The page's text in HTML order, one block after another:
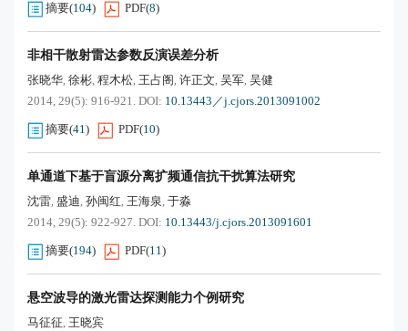
摘要(104) PDF(8)
非相干散射雷达参数反演误差分析
张晓华, 徐彬, 程木松, 王占阁, 许正文, 吴军, 吴健
2014, 29(5): 916-921. DOI: 10.13443／j.cjors.2013091002
摘要(41) PDF(10)
单通道下基于盲源分离扩频通信抗干扰算法研究
沈雷, 盛迪, 孙闽红, 王海泉, 于淼
2014, 29(5): 922-927. DOI: 10.13443/j.cjors.2013091601
摘要(194) PDF(11)
悬空波导的激光雷达探测能力个例研究
马征征, 王晓宾